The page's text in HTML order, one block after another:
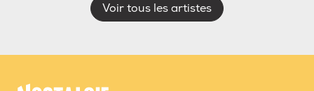
Voir tous les artistes